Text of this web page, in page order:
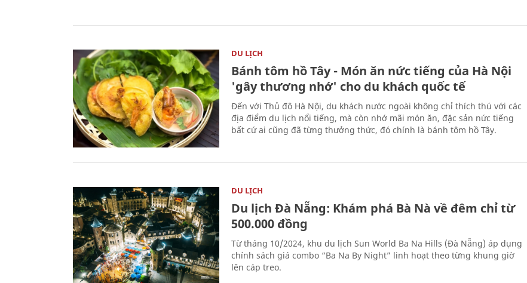
DU LỊCH
Bánh tôm hồ Tây - Món ăn nức tiếng của Hà Nội
'gây thương nhớ' cho du khách quốc tế
Đến với Thủ đô Hà Nội, du khách nước ngoài không chỉ thích thú với các
địa điểm du lịch nổi tiếng, mà còn nhớ mãi món ăn, đặc sản nức tiếng
bất cứ ai cũng đã từng thưởng thức, đó chính là bánh tôm hồ Tây.
DU LỊCH
Du lịch Đà Nẵng: Khám phá Bà Nà về đêm chỉ từ
500.000 đồng
Từ tháng 10/2024, khu du lịch Sun World Ba Na Hills (Đà Nẵng) áp dụng
chính sách giá combo “Ba Na By Night” linh hoạt theo từng khung giờ
lên cáp treo.